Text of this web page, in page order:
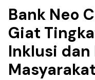
Bank Neo
Giat
Inklusi
Masyarakat